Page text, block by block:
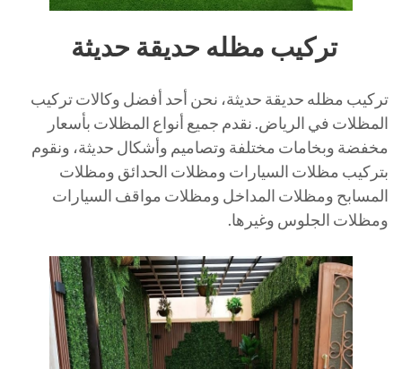
تركيب مظله حديقة حديثة
تركيب مظله حديقة حديثة، نحن أحد أفضل وكالات تركيب
المظلات في الرياض. نقدم جميع أنواع المظلات بأسعار
مخفضة وبخامات مختلفة وتصاميم وأشكال حديثة، ونقوم
بتركيب مظلات السيارات ومظلات الحدائق ومظلات
المسابح ومظلات المداخل ومظلات مواقف السيارات
ومظلات الجلوس وغيرها.